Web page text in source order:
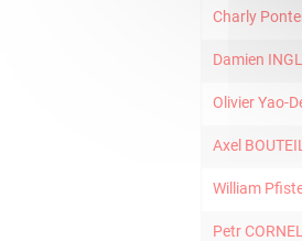
Charly
Damien
Olivier Yao-
Axel
William
Petr